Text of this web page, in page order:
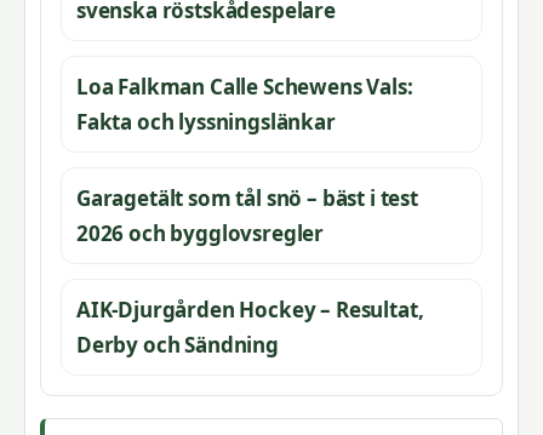
svenska röstskådespelare
Loa Falkman Calle Schewens Vals:
Fakta och lyssningslänkar
Garagetält som tål snö – bäst i test
2026 och bygglovsregler
AIK-Djurgården Hockey – Resultat,
Derby och Sändning